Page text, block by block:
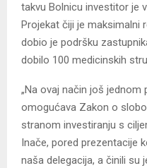
takvu Bolnicu investitor je
Projekat čiji je maksimalni
dobio je podršku
dobilo 100 medicinskih
„Na ovaj način još
omogućava Zakon o
stranom investiranju s
Inače, pored prezentacije
naša delegacija, a činili su